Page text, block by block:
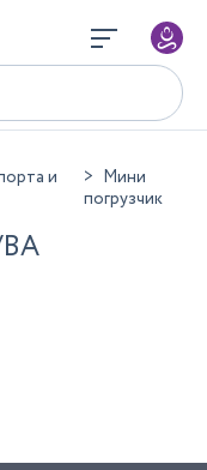
и
Мини
погрузчик